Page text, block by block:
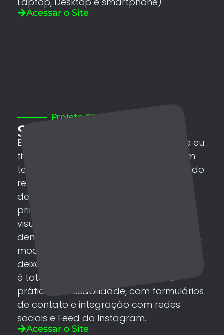
Acessar o Site
Projeto Site
Site Pessoal
Este projeto foi um enorme prazer que eu
tive em criar. Era um sonho já de algum
tempo de uma pessoa muito querida, do
renomado Valcolto Tarólogo. Para
desenvolver este projeto, foi necessário
primeiramente criar uma identidade
visual para o cliente, só a partir daí,
demos início ao desenvolvimento do site,
moderno, com cores agradáveis que
deixou meu cliente muito satisfeito. O site
é totalmente responsível, com boa
práticas de usabilidade, com formulários
de contato e integração com redes
sociais e Feed do Instagram.
Acessar o Site